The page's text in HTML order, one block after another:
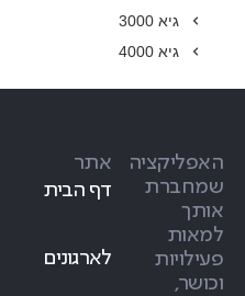
גיא 3000
גיא 4000
האפליקציה
שמחברת
אותך
למאות
פעילויות
וכושר,
אתר
דף הבית
לארגונים